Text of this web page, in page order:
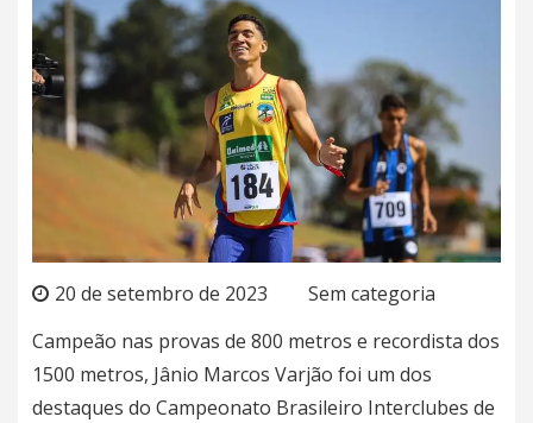
20 de setembro de 2023
Sem categoria
Campeão nas provas de 800 metros e recordista dos
1500 metros, Jânio Marcos Varjão foi um dos
destaques do Campeonato Brasileiro Interclubes de